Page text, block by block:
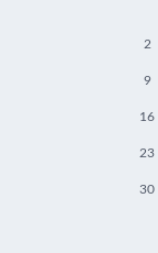
2
9
16
23
30